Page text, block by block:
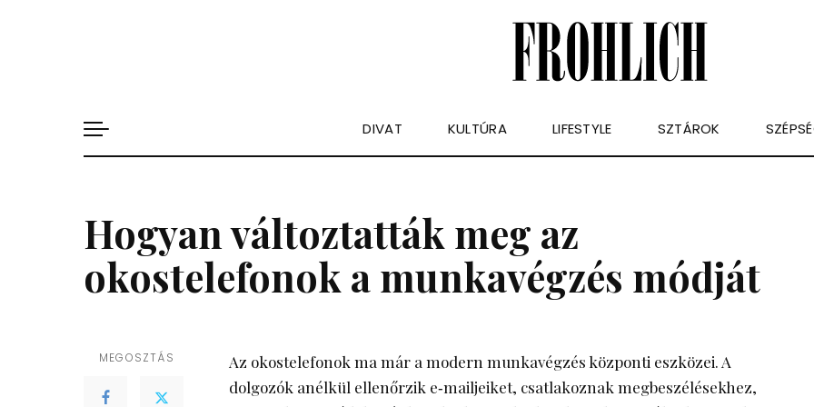
DIVAT KULTÚRA LIFESTYLE SZTÁROK
Hogyan változtatták meg az
okostelefonok a munkavégzés módját
MEGOSZTÁS
Az okostelefonok ma már a modern munkavégzés központi eszközei. A
dolgozók anélkül ellenőrzik e‑mailjeiket, csatlakoznak megbeszélésekhez,